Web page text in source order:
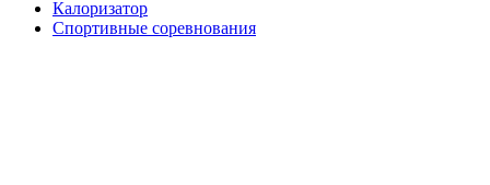
Калоризатор
Спортивные соревнования